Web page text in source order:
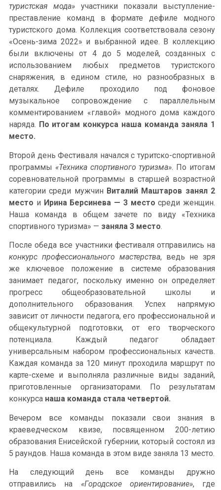
туристская мода» участники показали выступление-
преставление команд в формате дефиле модного
туристского дома. Коллекция соответствовала сезону
«Осень-зима 2022» и выбранной идее. В коллекцию
были включены от 4 до 5 моделей, созданных с
использованием любых предметов туристского
снаряжения, в едином стиле, но разнообразных в
деталях. Дефиле проходило под фоновое
музыкальное сопровождение с параллельным
комментированием «главой» модного дома каждого
наряда. По итогам конкурса наша команда заняла 1
место.
Второй день Фестиваля начался с туритско-спортивной
программы «Техника спортивного туризма». По итогам
соревновательной программы в старшей возрастной
категории среди мужчин Виталий Маштаров занял 2
место и Ирина Берсинева — 3 место среди женщин.
Наша команда в общем зачете по виду «Техника
спортивного туризма» — заняла 3 место.
После обеда все участники фестиваля отправились на
конкурс профессионального мастерства, ведь не зря
же ключевое положение в системе образования
занимает педагог, поскольку именно он определяет
прогресс общеобразовательной школы и
дополнительного образования. Успех напрямую
зависит от личности педагога, его профессиональной и
общекультурной подготовки, от его творческого
потенциала. Каждый педагог обладает
универсальным набором профессиональных качеств.
Каждая команда за 120 минут проходила маршрут по
карте-схеме и выполняла различные виды заданий,
приготовленные организаторами. По результатам
конкурса наша команда стала четвертой.
Вечером все команды показали свои знания в
краеведческом квизе, посвященном 200-летию
образования Енисейской губернии, который состоял из
5 раундов. Наша команда в этом виде заняла 13 место.
На следующий день все команды дружно
отправились на «Городское ориентирование», где